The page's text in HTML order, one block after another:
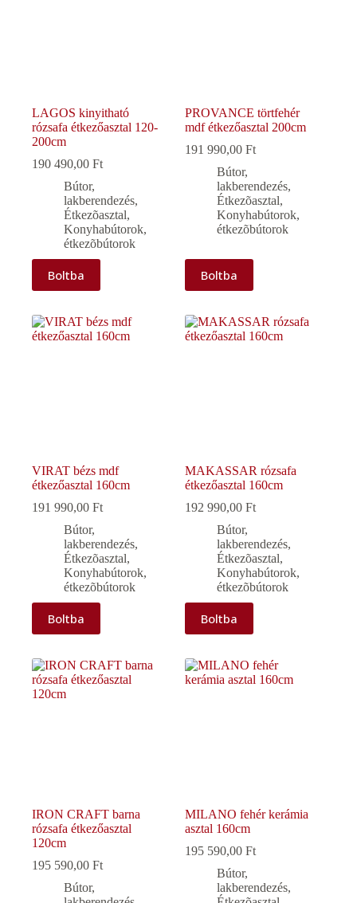
LAGOS kinyitható
rózsafa étkezőasztal 120-
200cm
190 490,00 Ft
Bútor,
lakberendezés,
Étkezõasztal,
Konyhabútorok,
étkezõbútorok
Boltba
PROVANCE törtfehér
mdf étkezőasztal 200cm
191 990,00Ft
Bútor,
lakberendezés,
Étkezõasztal,
Konyhabútorok,
étkezõbútorok
Boltba
VIRAT bézs mdf
étkezőasztal 160cm
191 990,00 Ft
Bútor,
lakberendezés,
Étkezõasztal,
Konyhabútorok,
étkezõbútorok
Boltba
MAKASSAR rózsafa
étkezőasztal 160cm
192 990,00Ft
Bútor,
lakberendezés,
Étkezõasztal,
Konyhabútorok,
étkezõbútorok
Boltba
IRON CRAFT barna
rózsafa étkezőasztal
120cm
195 590,00 Ft
Bútor,
MILANO fehér kerámia
asztal 160cm
195 590,00Ft
Bútor,
lakberendezés,